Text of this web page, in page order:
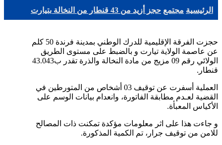
الرئيسية مجتمع حجز أزيد من 43 قنطار من النخالة بتيارت
حجزت الفرقة الإقليمية للدرك الوطني بمدينة فرندة 50 كلم
عن عاصمة الولاية تيارت و بالضبط على مستوى الطريق
الولائي رقم 09 مزيج من مادة النخالة والذرة تقدر ب43.043
قنطار.
العملية أسفرت عن توقيف 03 أشخاص من المتورطين في
القضية لعـدم مطابقة الفاتورة، وانعدام بيانات الوسم على
الأكياس المعبأة.
و جاءت هذا على اثر معلومات مؤكدة تمكنت ذات المصالح
للامن من توقيف جرار، تم الكمية المذكورة.